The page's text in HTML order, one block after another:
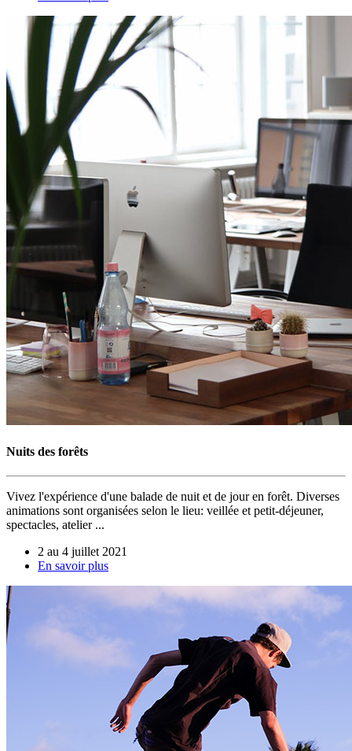
Nuits des forêts
Vivez l'expérience d'une balade de nuit et de jour en forêt. Diverses
animations sont organisées selon le lieu: veillée et petit-déjeuner,
spectacles, atelier ...
2 au 4 juillet 2021
En savoir plus